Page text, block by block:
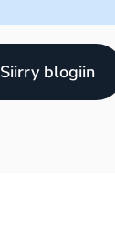
Siirry blogiin